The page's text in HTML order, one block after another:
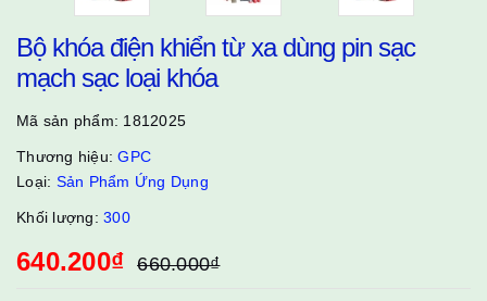
Bộ khóa điện khiển từ xa dùng pin sạc
mạch sạc loại khóa
Mã sản phẩm: 1812025
Thương hiệu:GPC
Loại: Sản Phẩm Ứng Dụng
Khối lượng: 300
640.200₫ 660.000₫